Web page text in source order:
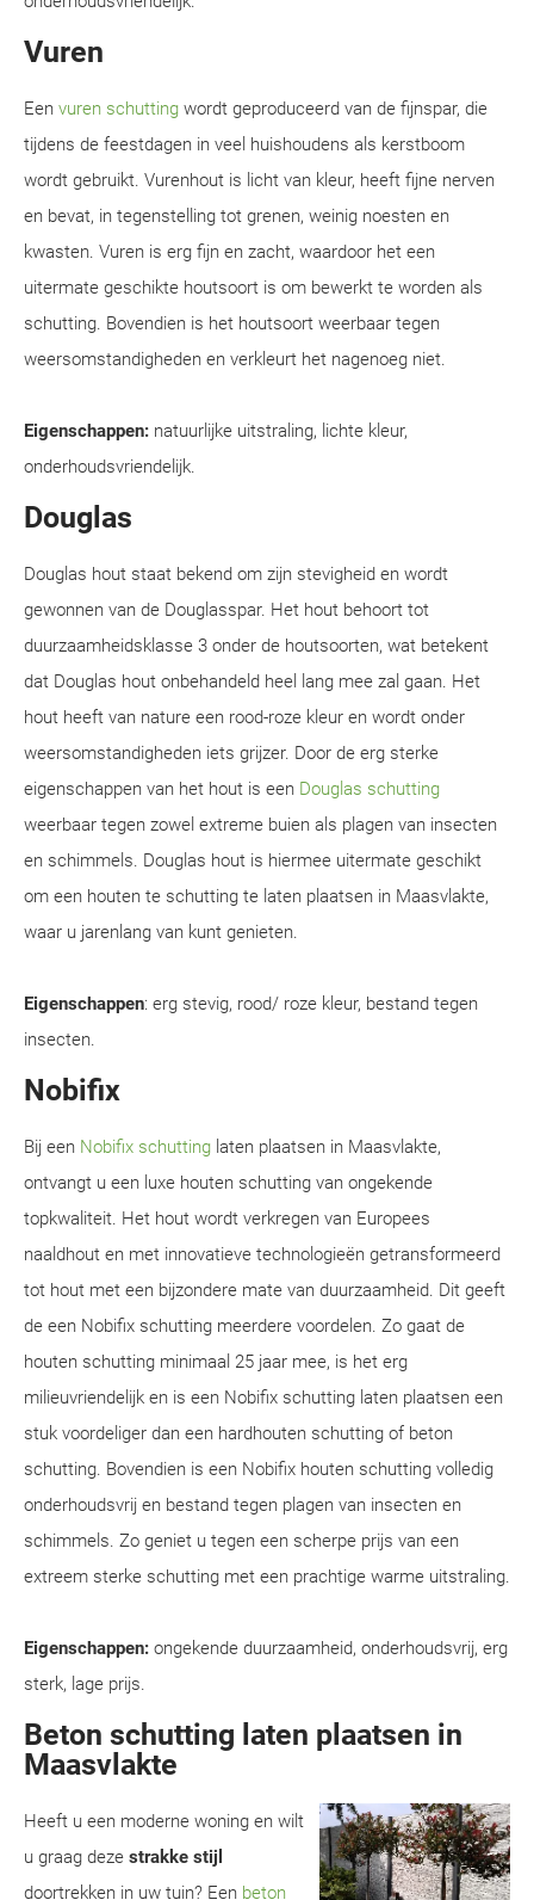
Vuren
Een vuren schutting wordt geproduceerd van de fijnspar, die
tijdens de feestdagen in veel huishoudens als kerstboom
wordt gebruikt. Vurenhout is licht van kleur, heeft fijne nerven
en bevat, in tegenstelling tot grenen, weinig noesten en
kwasten. Vuren is erg fijn en zacht, waardoor het een
uitermate geschikte houtsoort is om bewerkt te worden als
schutting. Bovendien is het houtsoort weerbaar tegen
weersomstandigheden en verkleurt het nagenoeg niet.
Eigenschappen: natuurlijke uitstraling, lichte kleur,
onderhoudsvriendelijk.
Douglas
Douglas hout staat bekend om zijn stevigheid en wordt
gewonnen van de Douglasspar. Het hout behoort tot
duurzaamheidsklasse 3 onder de houtsoorten, wat betekent
dat Douglas hout onbehandeld heel lang mee zal gaan. Het
hout heeft van nature een rood-roze kleur en wordt onder
weersomstandigheden iets grijzer. Door de erg sterke
eigenschappen van het hout is een Douglas schutting
weerbaar tegen zowel extreme buien als plagen van insecten
en schimmels. Douglas hout is hiermee uitermate geschikt
om een houten te schutting te laten plaatsen in Maasvlakte,
waar u jarenlang van kunt genieten.
Eigenschappen: erg stevig, rood/ roze kleur, bestand tegen
insecten.
Nobifix
Bij een Nobifix schutting laten plaatsen in Maasvlakte,
ontvangt u een luxe houten schutting van ongekende
topkwaliteit. Het hout wordt verkregen van Europees
naaldhout en met innovatieve technologieën getransformeerd
tot hout met een bijzondere mate van duurzaamheid. Dit geeft
de een Nobifix schutting meerdere voordelen. Zo gaat de
houten schutting minimaal 25 jaar mee, is het erg
milieuvriendelijk en is een Nobifix schutting laten plaatsen een
stuk voordeliger dan een hardhouten schutting of beton
schutting. Bovendien is een Nobifix houten schutting volledig
onderhoudsvrij en bestand tegen plagen van insecten en
schimmels. Zo geniet u tegen een scherpe prijs van een
extreem sterke schutting met een prachtige warme uitstraling.
Eigenschappen: ongekende duurzaamheid, onderhoudsvrij, erg
sterk, lage prijs.
Beton schutting laten plaatsen in
Maasvlakte
Heeft u een moderne woning en wilt
u graag deze strakke stijl
doortrekken in uw tuin? Een beton